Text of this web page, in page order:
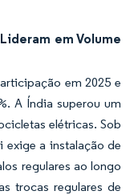
em Volume
em 2025 e
A Índia superou um
elétricas. Sob
exige a instalação de
regulares ao longo
trocas regulares de